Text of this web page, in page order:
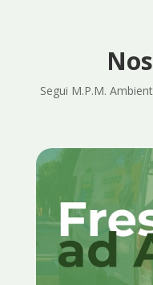
Segui M.P.M.